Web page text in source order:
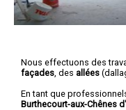
Nous effectuons des
façades , des allées
En tant que
Burthecourt-aux-Chênes